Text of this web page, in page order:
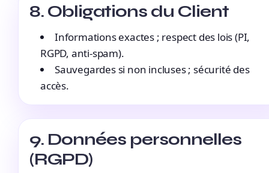
8. Obligations du Client
Informations exactes ; respect des lois (PI,
RGPD, anti-spam).
Sauvegardes si non incluses ; sécurité des
accès.
9. Données personnelles
(RGPD)